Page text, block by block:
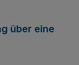
über eine